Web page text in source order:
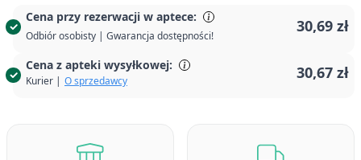
Cena przy rezerwacji w aptece:
Odbiór osobisty | Gwarancja dostępności!
30,69 zł
Cena z apteki wysyłkowej:
Kurier | O sprzedawcy 30,67 zł